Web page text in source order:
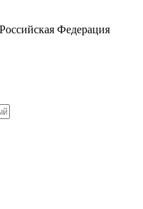
Российская Федерация